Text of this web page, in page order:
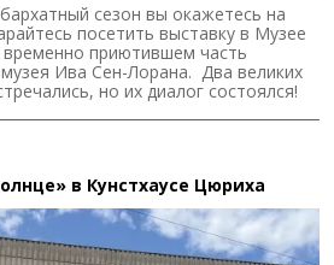
сезон вы окажетесь на
посетить выставку в Музее
приютившем часть
Ива Сен-Лорана. Два великих
но их диалог состоялся!
в Кунстхаусе Цюриха